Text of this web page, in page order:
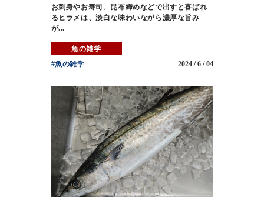
お刺身やお寿司、昆布締めなどで出すと喜ばれ
るヒラメは、淡白な味わいながら濃厚な旨み
が...
魚の雑学
#魚の雑学
2024 / 6 / 04